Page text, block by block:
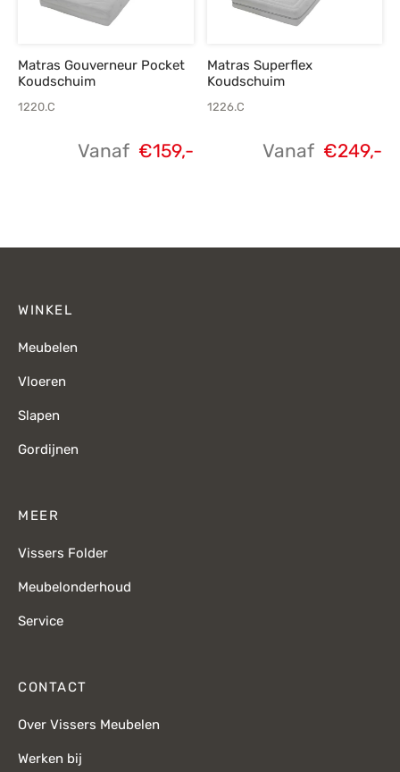
Matras Gouverneur Pocket
Koudschuim
1220.C
Vanaf €159,-
Matras Superflex
Koudschuim
1226.C
Vanaf €249,-
WINKEL
Meubelen
Vloeren
Slapen
Gordijnen
MEER
Vissers Folder
Meubelonderhoud
Service
CONTACT
Over Vissers Meubelen
Werken bij